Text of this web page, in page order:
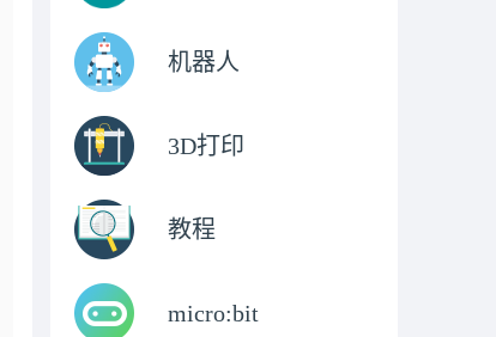
机器人
3D打印
教程
micro:bit